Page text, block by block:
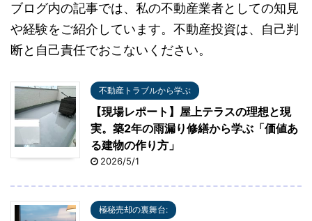
ブログ内の記事では、私の不動産業者としての知見
や経験をご紹介しています。不動産投資は、自己判
断と自己責任でおこないください。
不動産トラブルから学ぶ
【現場レポート】屋上テラスの理想と現
実。築2年の雨漏り修繕から学ぶ「価値あ
る建物の作り方」
2026/5/1
極秘売却の裏舞台: